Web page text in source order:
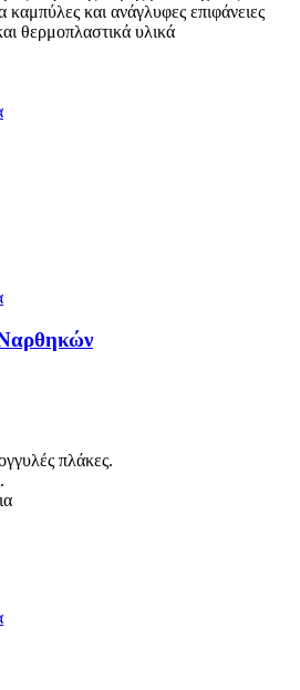
καμπύλες και ανάγλυφες επιφάνειες
θερμοπλαστικά υλικά
πλάκες.